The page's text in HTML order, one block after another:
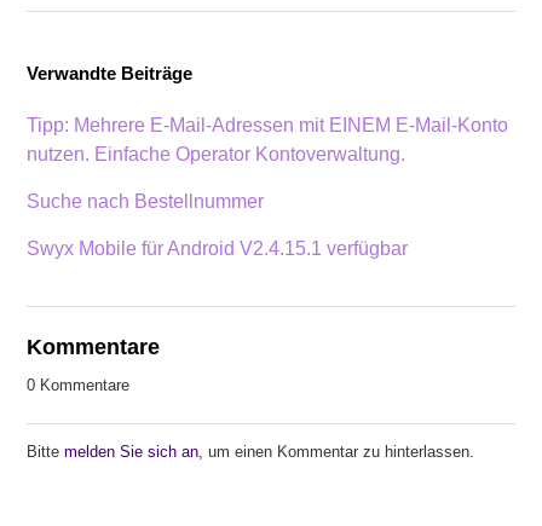
Verwandte Beiträge
Tipp: Mehrere E-Mail-Adressen mit EINEM E-Mail-Konto
nutzen. Einfache Operator Kontoverwaltung.
Suche nach Bestellnummer
Swyx Mobile für Android V2.4.15.1 verfügbar
Kommentare
0 Kommentare
Bittemelden Sie sich an, um einen Kommentar zu hinterlassen.